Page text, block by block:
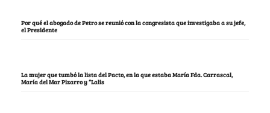
Por qué el abogado de Petro se reunió con la congresista que investigaba a su jefe,
el Presidente
La mujer que tumbó la lista del Pacto, en la que estaba María Fda. Carrascal,
María del Mar Pizarro y “Lalis